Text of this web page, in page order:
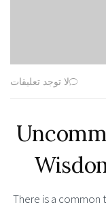
لا توجد تعليقات
There is a